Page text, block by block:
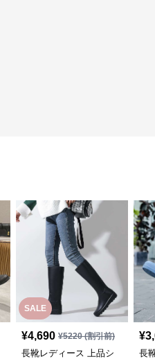
SALE
¥4,690 ¥5220(割引前)
長靴レディース 上品シ
¥
長